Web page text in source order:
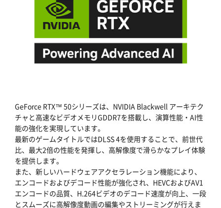
GeForce RTX™ 50シリーズは、NVIDIA Blackwell アーキテク
チャと高速なビデオメモリGDDR7を搭載し、演算性能・AI性
能の強化を実現しています。
最新のゲームタイトルではDLSS 4を使用することで、前世代
比、最大2倍の性能を発揮し、高解像度で滑らかなプレイ体験
を提供します。
また、新しいハードウェアアクセラレーション機能により、
エンコードおよびデコード性能が強化され、HEVCおよびAV1
エンコードの品質、H.264ビデオのデコード速度が向上、一段
とスムーズに高解像度動画の編集やストリーミングが行えま